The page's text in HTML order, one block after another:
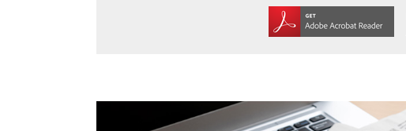
塗装請負・完成工事・塗料調色
グローバル